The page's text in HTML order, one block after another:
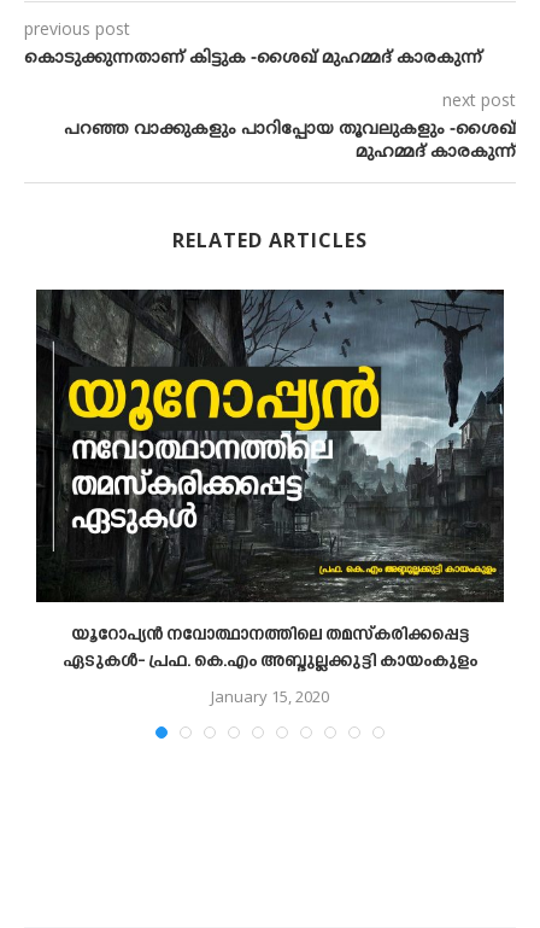
previous post
കൊടുക്കുന്നതാണ് കിട്ടുക -ശൈഖ് മുഹമ്മദ് കാരകുന്ന്
next post
പറഞ്ഞ വാക്കുകളും പാറിപ്പോയ തൂവലുകളും -ശൈഖ്
മുഹമ്മദ് കാരകുന്ന്
RELATED ARTICLES
യൂറോപ്യന്‍ നവോത്ഥാനത്തിലെ തമസ്‌കരിക്കപ്പെട്ട
ഏടുകള്‍- പ്രഫ. കെ.എം അബ്ദുല്ലക്കുട്ടി കായംകുളം
January 15, 2020